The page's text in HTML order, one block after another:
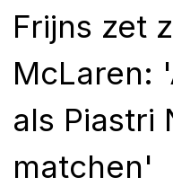
Frijns zet
McLaren:
als Piastri
matchen'